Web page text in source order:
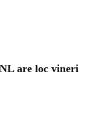
are loc vineri